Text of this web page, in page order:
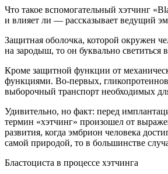
Что такое вспомогательный хэтчинг
и влияет ли — рассказывает ведущий
Защитная оболочка, которой окружен
на зародыш, то он буквально светиться
Кроме защитной функции от
функциями. Во-первых,
выборочный транспорт необходимых
Удивительно, но факт: перед
термин «хэтчинг» произошел от
развития, когда эмбрион человека
самой природой, то в большинстве
Бластоциста в процессе хэтчинга